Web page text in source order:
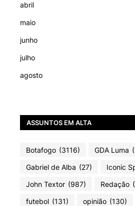
abril
maio
junho
julho
agosto
ASSUNTOS EM ALTA
Botafogo (3116) GDA Luma
Gabriel de Alba (27) Iconic
John Textor (987) Redação
futebol (131) opinião (130)